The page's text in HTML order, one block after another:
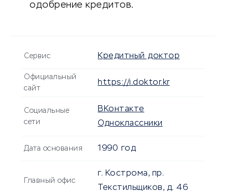
одобрение кредитов.
Сервис Кредитный доктор
Официальный
сайт
https://i.doktor.kr
Социальные
сети
ВКонтакте
Одноклассники
Дата основания 1990 год
Главный офис
г. Кострома, пр.
Текстильщиков, д. 46